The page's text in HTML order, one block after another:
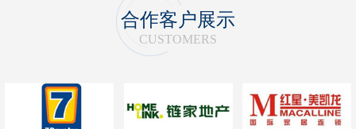
合作客户展示
CUSTOMERS